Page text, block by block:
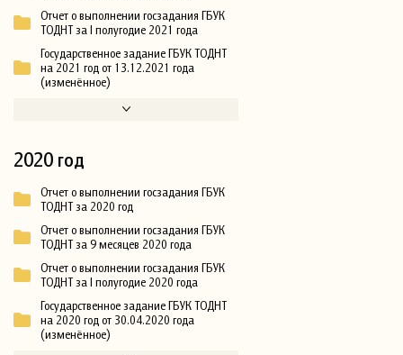
Отчет о выполнении госзадания ГБУК
ТОДНТ за I полугодие 2021 года
Государственное задание ГБУК ТОДНТ
на 2021 год от 13.12.2021 года
(изменённое)
2020 год
Отчет о выполнении госзадания ГБУК
ТОДНТ за 2020 год
Отчет о выполнении госзадания ГБУК
ТОДНТ за 9 месяцев 2020 года
Отчет о выполнении госзадания ГБУК
ТОДНТ за I полугодие 2020 года
Государственное задание ГБУК ТОДНТ
на 2020 год от 30.04.2020 года
(изменённое)